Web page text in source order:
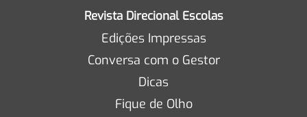
Revista Direcional Escolas
Edições Impressas
Conversa com o Gestor
Dicas
Fique de Olho